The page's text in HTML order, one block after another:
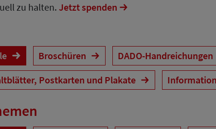
zu halten. Jetzt spenden
Broschüren DADO-Handreichungen
Postkarten und Plakate